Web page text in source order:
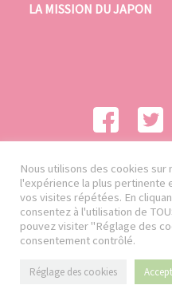
LA MISSION DU JAPON
Nous utilisons des cookies
l'expérience la plus pertinente
vos visites répétées. En
consentez à l'utilisation de
pouvez visiter "Réglage des
consentement contrôlé.
Réglage des cookies